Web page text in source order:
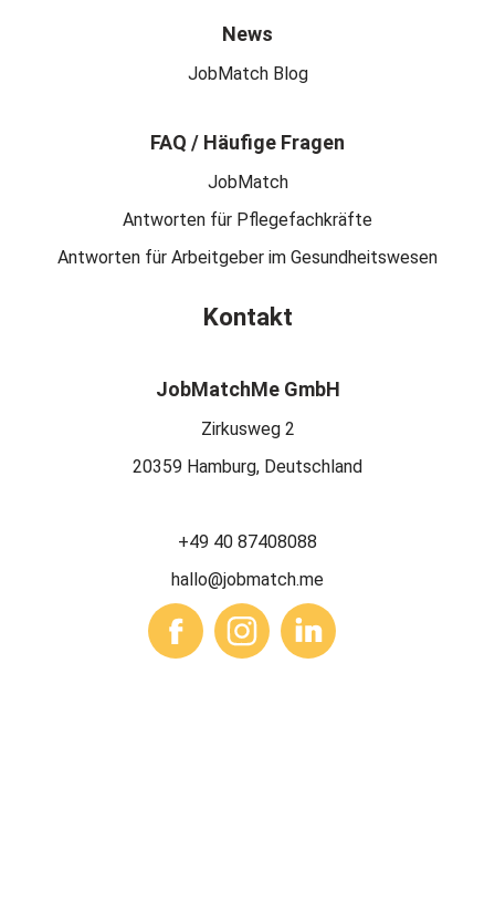
News
JobMatch Blog
FAQ / Häufige Fragen
JobMatch
Antworten für Pflegefachkräfte
Antworten für Arbeitgeber im Gesundheitswesen
Kontakt
JobMatchMe GmbH
Zirkusweg 2
20359 Hamburg, Deutschland
+49 40 87408088
hallo@jobmatch.me